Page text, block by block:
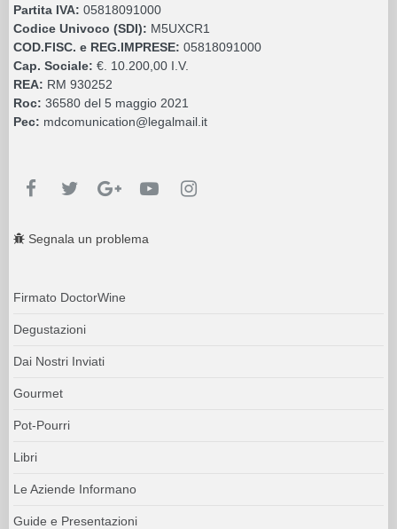
Partita IVA: 05818091000
Codice Univoco (SDI): M5UXCR1
COD.FISC. e REG.IMPRESE: 05818091000
Cap. Sociale: €. 10.200,00 I.V.
REA: RM 930252
Roc: 36580 del 5 maggio 2021
Pec: mdcomunication@legalmail.it
Segnala un problema
Firmato DoctorWine
Degustazioni
Dai Nostri Inviati
Gourmet
Pot-Pourri
Libri
Le Aziende Informano
Guide e Presentazioni